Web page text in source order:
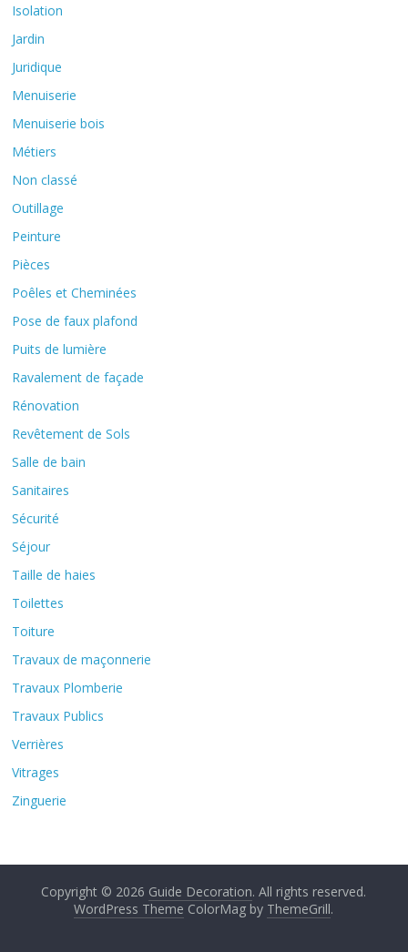
Isolation
Jardin
Juridique
Menuiserie
Menuiserie bois
Métiers
Non classé
Outillage
Peinture
Pièces
Poêles et Cheminées
Pose de faux plafond
Puits de lumière
Ravalement de façade
Rénovation
Revêtement de Sols
Salle de bain
Sanitaires
Sécurité
Séjour
Taille de haies
Toilettes
Toiture
Travaux de maçonnerie
Travaux Plomberie
Travaux Publics
Verrières
Vitrages
Zinguerie
Copyright © 2026 Guide Decoration. All rights reserved.
WordPress Theme ColorMag by ThemeGrill.